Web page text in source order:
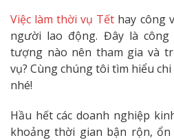
Việc làm thời vụ Tết hay công
người lao động. Đây là
tượng nào nên tham gia và
vụ? Cùng chúng tôi tìm hiểu
nhé!
Hầu hết các doanh nghiệp
khoảng thời gian bận rộn,